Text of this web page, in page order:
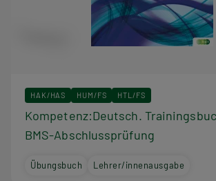
HAK/HAS HUM/FS HTL/FS
Kompetenz:Deutsch.
BMS-Abschlussprüfung
Übungsbuch Lehrer/innenausgabe